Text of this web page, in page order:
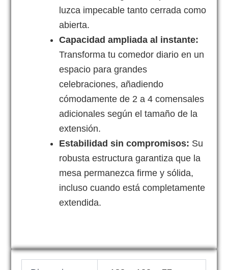
luzca impecable tanto cerrada como
abierta.
Capacidad ampliada al instante:
Transforma tu comedor diario en un
espacio para grandes
celebraciones, añadiendo
cómodamente de 2 a 4 comensales
adicionales según el tamaño de la
extensión.
Estabilidad sin compromisos: Su
robusta estructura garantiza que la
mesa permanezca firme y sólida,
incluso cuando está completamente
extendida.